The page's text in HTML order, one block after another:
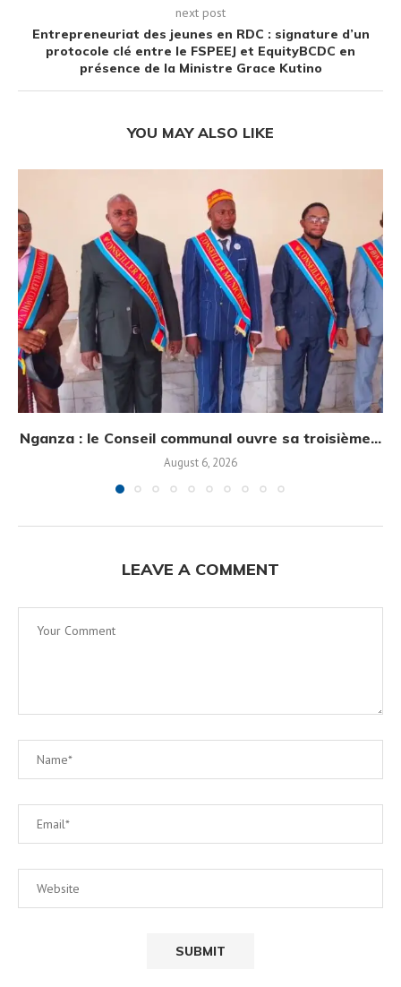
next post
Entrepreneuriat des jeunes en RDC : signature d’un
protocole clé entre le FSPEEJ et EquityBCDC en
présence de la Ministre Grace Kutino
YOU MAY ALSO LIKE
Nganza : le Conseil communal ouvre sa troisième...
August 6, 2026
LEAVE A COMMENT